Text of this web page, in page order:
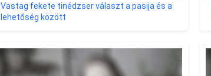
Vastag fekete tinédzser választ a pasija és a
lehetőség között